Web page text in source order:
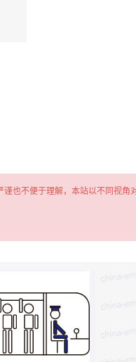
也不便于理解，本站以不同视角